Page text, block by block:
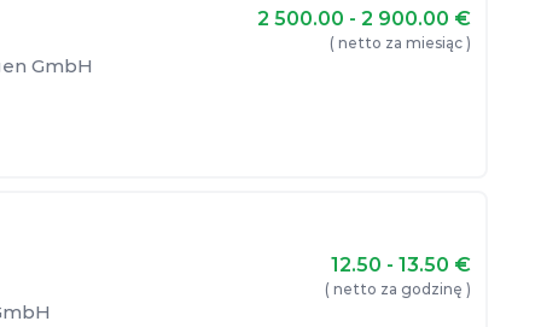
2 500.00 - 2 900.00 €
( netto za miesiąc )
GmbH
12.50 - 13.50 €
( netto za godzinę )